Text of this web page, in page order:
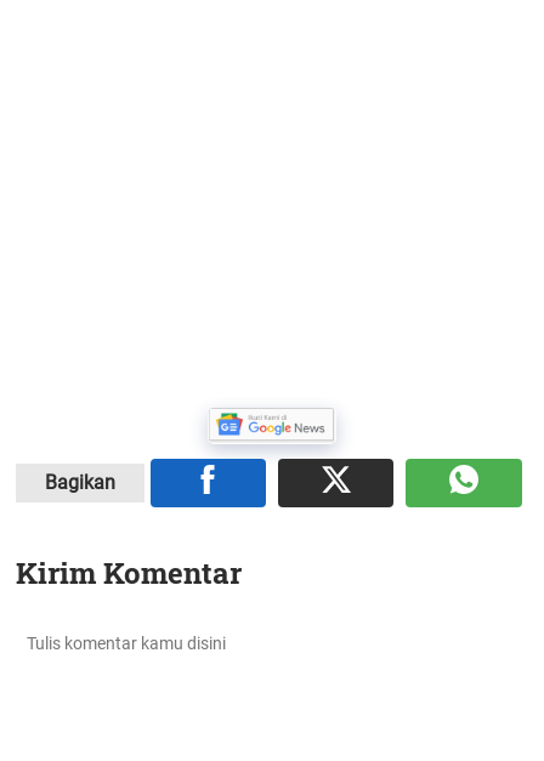
Bagikan
Kirim Komentar